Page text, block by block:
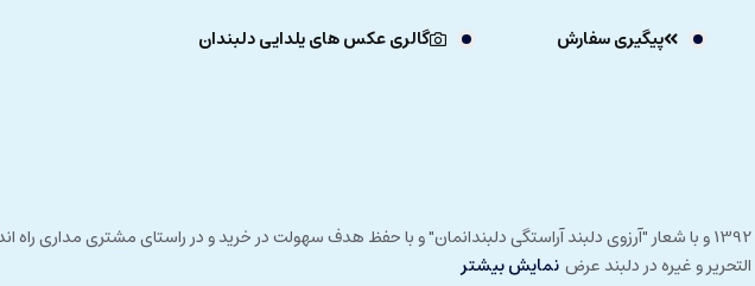
پیگیری سفارش
گالری عکس های یلدایی دلبندان
فروشگاه اینترنتی دلبند با یاری خداوند در زمستان 1392 و با شعار "آرزوی دلبند آراستگی دلبندانمان" و با حفظ هدف سهولت در خرید و در
و غیره در دلبند عرض نمایش بیشتر